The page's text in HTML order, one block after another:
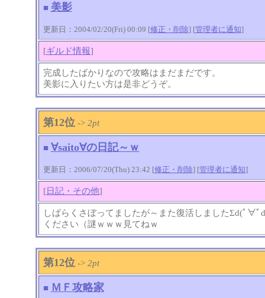
■ 美影
更新日：2004/02/20(Fri) 00:09 [修正・削除] [管理者に通知]
[ギルド情報]
完成したばかりなので攻略はまだまだです。
美影に入りたい方は是非どうぞ。
第12位 -> 2pt
■ ∀saito∀の日記～ｗ
更新日：2006/07/20(Thu) 23:42 [修正・削除] [管理者に通知]
[日記・その他]
しばらくさぼってましたが～また復活しましたΣd(ﾟ∀
ください（謎ｗｗｗ見てねｗ
第12位 -> 2pt
■ ＭＦ攻略家